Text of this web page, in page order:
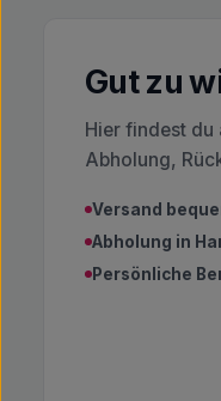
Gut zu
Hier findest du
Abholung,
Versand
Abholung in
Persönliche